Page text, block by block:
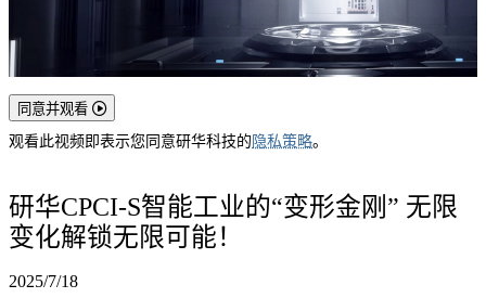
同意并观看
观看此视频即表示您同意研华科技的 隐私策略。
研华CPCI-S智能工业的“变形金刚” 无限
变化解锁无限可能！
2025/7/18